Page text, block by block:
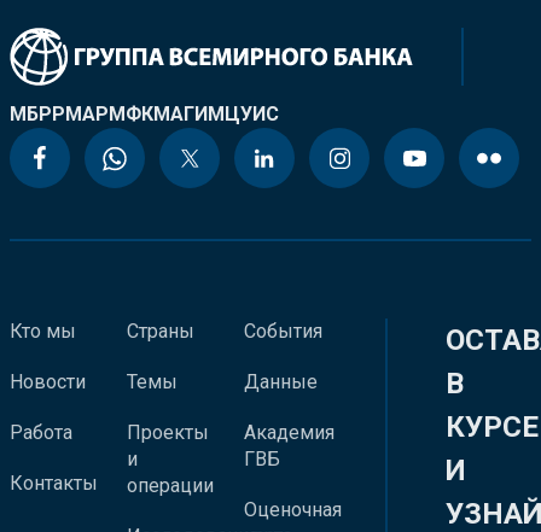
МБРРМАРМФКМАГИМЦУИС
Кто мы
Новости
Работа
Контакты
Страны
Темы
Проекты
и
операции
События
Данные
Академия
ГВБ
Оценочная
В
КУРСЕ
И